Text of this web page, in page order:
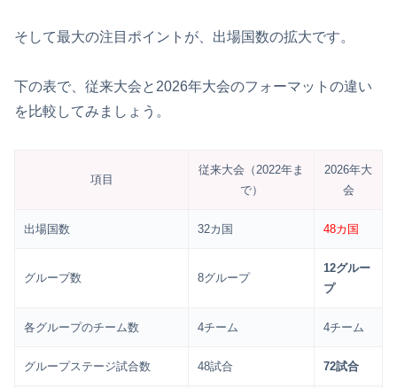
そして最大の注目ポイントが、出場国数の拡大です。
下の表で、従来大会と2026年大会のフォーマットの違い
を比較してみましょう。
項目
従来大会（2022年ま
で）
2026年大
会
出場国数 32カ国 48カ国
グループ数 8グループ
12グルー
プ
各グループのチーム数 4チーム 4チーム
グループステージ試合数 48試合 72試合